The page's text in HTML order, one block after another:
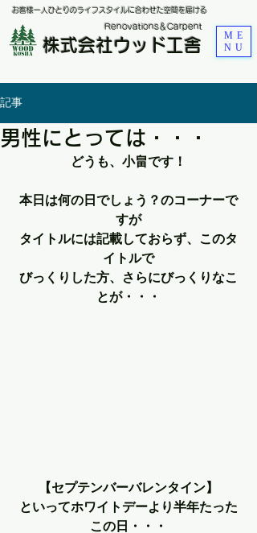
お客様一人ひとりのライフスタイルに合わせた空間を届ける
株式会社ウッド工舎
​Renovations＆Carpent
ME
NU
記事
男性にとっては・・・
どうも、小畠です！
本日は何の日でしょう？のコーナーで
すが
タイトルには記載しておらず、このタ
イトルで
びっくりした方、さらにびっくりなこ
とが・・・
【セプテンバーバレンタイン】
といってホワイトデーより半年たった
この日・・・